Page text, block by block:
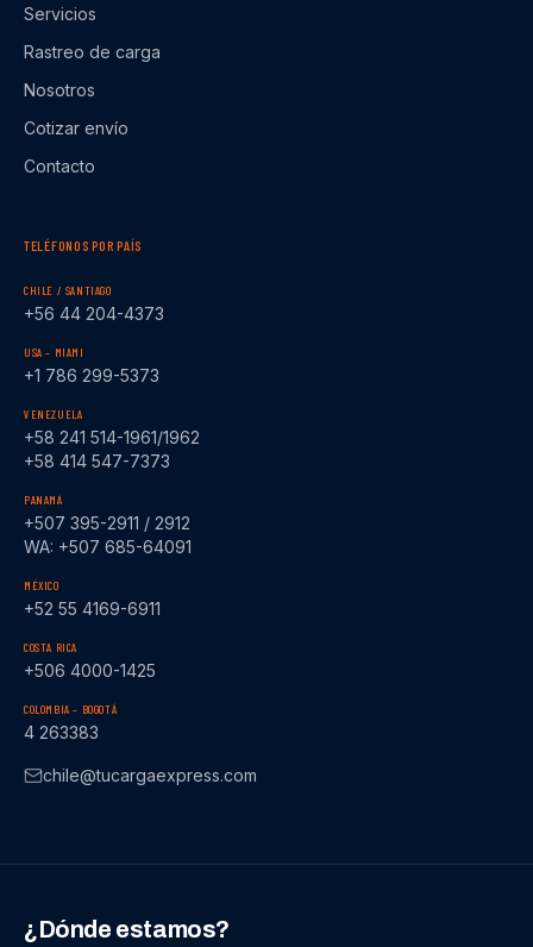
Servicios
Rastreo de carga
Nosotros
Cotizar envío
Contacto
TELÉFONOS POR PAÍS
CHILE / SANTIAGO
+56 44 204-4373
USA – MIAMI
+1 786 299-5373
VENEZUELA
+58 241 514-1961/1962
+58 414 547-7373
PANAMÁ
+507 395-2911 / 2912
WA: +507 685-64091
MÉXICO
+52 55 4169-6911
COSTA RICA
+506 4000-1425
COLOMBIA – BOGOTÁ
4 263383
chile@tucargaexpress.com
¿Dónde estamos?